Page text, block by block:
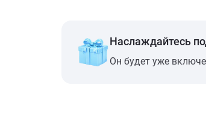
Наслаждайтесь
Он будет уже